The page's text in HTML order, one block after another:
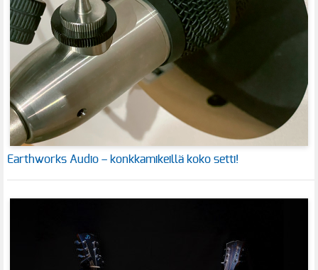
Earthworks Audio – konkkamikeillä koko setti!